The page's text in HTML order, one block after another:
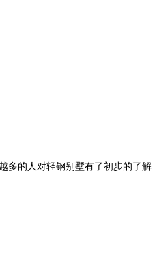
多的人对轻钢别墅有了初步的了解